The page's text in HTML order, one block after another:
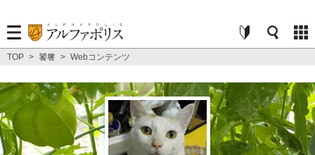
TOP > 饕餮 > Webコンテンツ